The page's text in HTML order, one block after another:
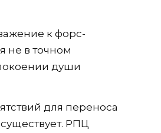
к форс-
не в точном
души
для переноса
РПЦ